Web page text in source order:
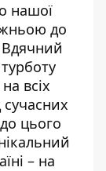
нашої
до
Вдячний
всіх
сучасних
цього
– на